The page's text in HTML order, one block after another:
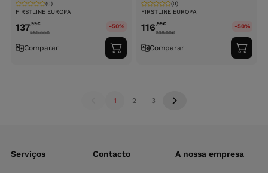
FIRSTLINE EUROPA
(0)
137,99€
280.00€
-50%
Comparar
Adicionar
ao
FIRSTLINE EUROPA
(0)
116,99€
238.00€
-50%
Comparar
ao
1 2 3
Serviços Contacto A nossa empresa